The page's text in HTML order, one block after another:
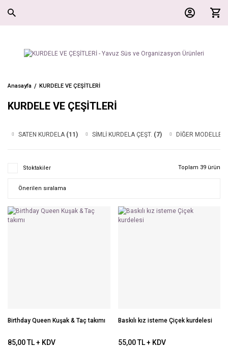
Anasayfa KURDELE VE ÇEŞİTLERİ
KURDELE VE ÇEŞİTLERİ
SATEN KURDELA (11) SİMLİ KURDELA ÇEŞT. (7) DİĞER MODELLER
Stoktakiler Toplam 39 ürün
Birthday Queen Kuşak & Taç takımı
85,00 TL + KDV
Baskılı kız isteme Çiçek kurdelesi
55,00 TL + KDV